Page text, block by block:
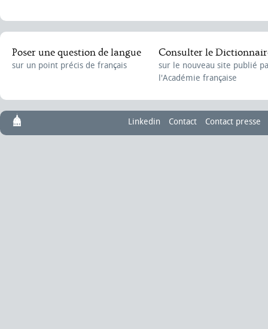
Poser une question de langue
sur un point précis de français
Consulter le
sur le nouveau site publié
l'Académie française
Linkedin Contact Contact presse